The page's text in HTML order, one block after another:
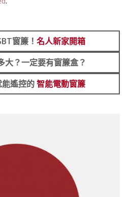
窗簾！ 名人新家開箱
大？一定要有窗簾盒？
遙控的智能電動窗簾